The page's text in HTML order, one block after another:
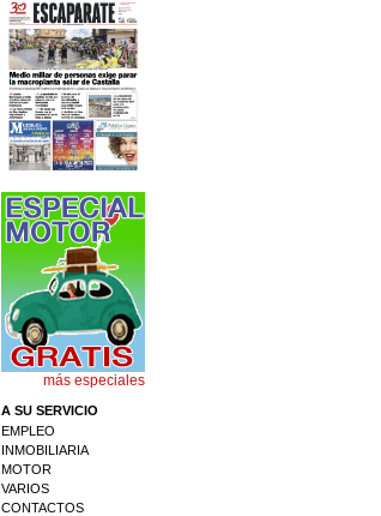
más especiales
A SU SERVICIO
EMPLEO
INMOBILIARIA
MOTOR
VARIOS
CONTACTOS